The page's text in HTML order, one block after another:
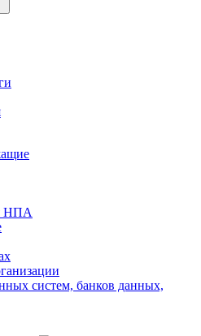
НПА
систем, банков данных,